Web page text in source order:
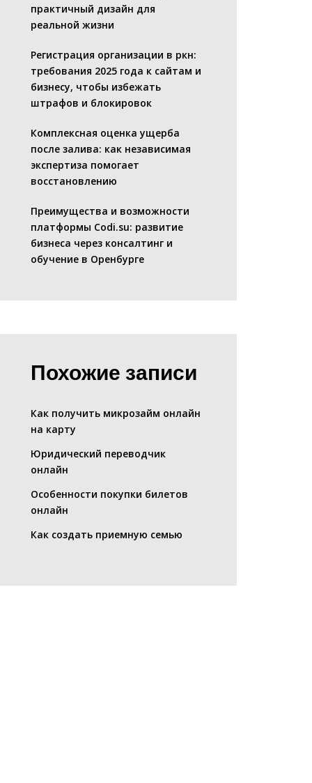
практичный дизайн для
реальной жизни
Регистрация организации в ркн:
требования 2025 года к сайтам и
бизнесу, чтобы избежать
штрафов и блокировок
Комплексная оценка ущерба
после залива: как независимая
экспертиза помогает
восстановлению
Преимущества и возможности
платформы Codi.su: развитие
бизнеса через консалтинг и
обучение в Оренбурге
Похожие записи
Как получить микрозайм онлайн
на карту
Юридический переводчик
онлайн
Особенности покупки билетов
онлайн
Как создать приемную семью